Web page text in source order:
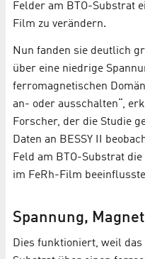
Felder am BTO-Substrat
Film zu verändern.
Nun fanden sie deutlich
über eine niedrige
ferromagnetischen
an- oder ausschalten“,
Forscher, der die Studie
Daten an BESSY II
Feld am BTO-Substrat
im FeRh-Film
Spannung,
Dies funktioniert, weil